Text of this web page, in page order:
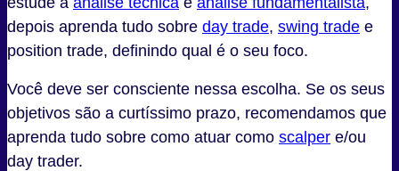
depois aprenda tudo sobre day trade, swing trade e
position trade, definindo qual é o seu foco.
Você deve ser consciente nessa escolha. Se os seus
objetivos são a curtíssimo prazo, recomendamos que
aprenda tudo sobre como atuar como scalper e/ou
day trader.